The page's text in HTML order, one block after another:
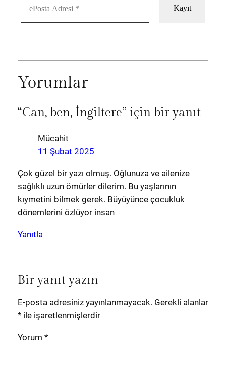
Yorumlar
“Can, ben, İngiltere” için bir yanıt
Mücahit
11 Şubat 2025
Çok güzel bir yazı olmuş. Oğlunuza ve ailenize
sağlıklı uzun ömürler dilerim. Bu yaşlarının
kıymetini bilmek gerek. Büyüyünce çocukluk
dönemlerini özlüyor insan
Yanıtla
Bir yanıt yazın
E-posta adresiniz yayınlanmayacak. Gerekli alanlar
*ile işaretlenmişlerdir
Yorum *